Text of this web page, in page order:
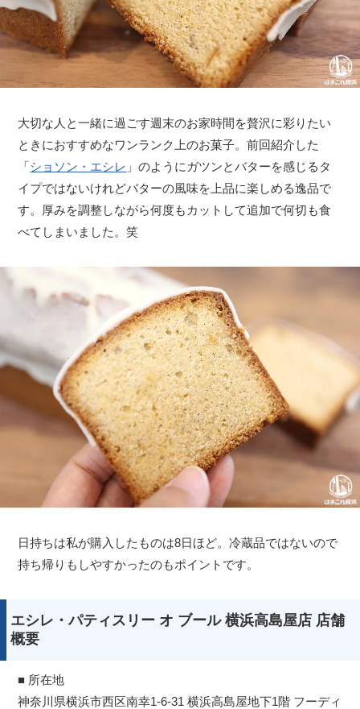
大切な人と一緒に過ごす週末のお家時間を贅沢に彩りたい
ときにおすすめなワンランク上のお菓子。前回紹介した
「ショソン・エシレ 」のようにガツンとバターを感じるタ
イプではないけれどバターの風味を上品に楽しめる逸品で
す。厚みを調整しながら何度もカットして追加で何切も食
べてしまいました。笑
日持ちは私が購入したものは8日ほど。冷蔵品ではないので
持ち帰りもしやすかったのもポイントです。
エシレ・パティスリー オ ブール 横浜高島屋店 店舗
概要
■ 所在地
神奈川県横浜市西区南幸1-6-31 横浜高島屋地下1階 フーディ